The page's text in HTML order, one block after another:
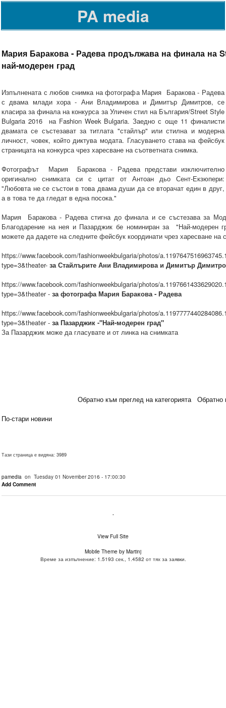
PA media
Мария Баракова - Радева продължава на финала на
най-модерен град
Изпълнената с любов снимка на фотографа Мария Баракова - Радева
с двама млади хора - Ани Владимирова и Димитър Димитров, се
класира за финала на конкурса за Уличен стил на България/Street Style
Bulgaria 2016 на Fashion Week Bulgaria. Заедно с още 11 финалисти
двамата се състезават за титлата "стайлър" или стилна и модерна
личност, човек, който диктува модата. Гласуването става на фейсбук
страницата на конкурса чрез харесване на съответната снимка.
Фотографът Мария Баракова - Радева представи изключително
оригинално снимката си с цитат от Антоан дьо Сент-Екзюпери:
"Любовта не се състои в това двама души да се вторачат един в друг,
а в това те да гледат в една посока."
Мария Баракова - Радева стигна до финала и се състезава за
Благодарение на нея и Пазарджик бе номиниран за "Най-модерен
можете да дадете на следните фейсбук координати чрез харесване на
https://www.facebook.com/fashionweekbulgaria/photos/
type=3&theater- за Стайлърите Ани Владимирова и Димитър
https://www.facebook.com/fashionweekbulgaria/photos/
type=3&theater - за фотографа Мария Баракова - Радева
https://www.facebook.com/fashionweekbulgaria/photos/
type=3&theater - за Пазарджик -"Най-модерен град"
За Пазарджик може да гласувате и от линка на снимката
Обратно към преглед на категорията
Обратно
По-стари новини
Тази страница е видяна: 3989
pamedia on Tuesday 01 November 2016 - 17:00:30
Add Comment
.
View Full Site
Mobile Theme by Martinj
Време за изпълнение: 1.5193 сек., 1.4582 от тях за заявки.